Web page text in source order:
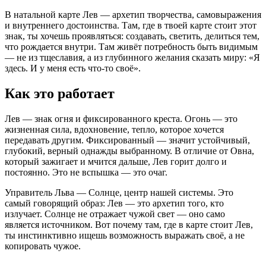
В натальной карте Лев — архетип творчества, самовыражения
и внутреннего достоинства. Там, где в твоей карте стоит этот
знак, ты хочешь проявляться: создавать, светить, делиться тем,
что рождается внутри. Там живёт потребность быть видимым
— не из тщеславия, а из глубинного желания сказать миру: «Я
здесь. И у меня есть что-то своё».
Как это работает
Лев — знак огня и фиксированного креста. Огонь — это
жизненная сила, вдохновение, тепло, которое хочется
передавать другим. Фиксированный — значит устойчивый,
глубокий, верный однажды выбранному. В отличие от Овна,
который зажигает и мчится дальше, Лев горит долго и
постоянно. Это не вспышка — это очаг.
Управитель Льва — Солнце, центр нашей системы. Это
самый говорящий образ: Лев — это архетип того, кто
излучает. Солнце не отражает чужой свет — оно само
является источником. Вот почему там, где в карте стоит Лев,
ты инстинктивно ищешь возможность выражать своё, а не
копировать чужое.